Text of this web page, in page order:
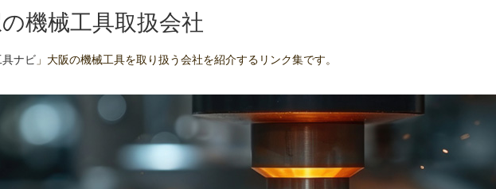
機械工具取扱会社
ナビ 」大阪の機械工具を取り扱う会社を紹介するリンク集です。